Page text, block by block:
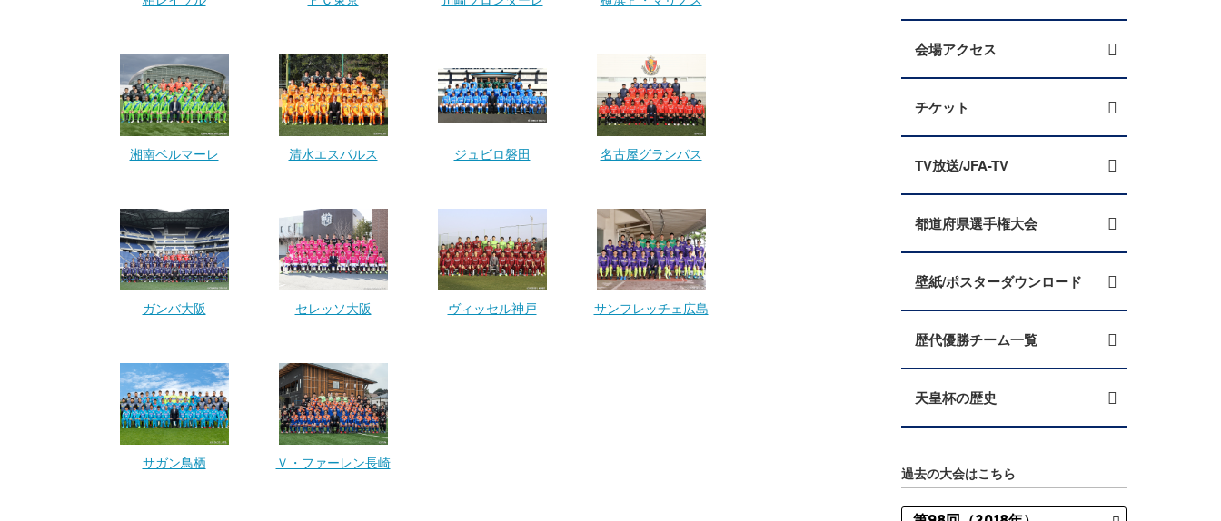
湘南ベルマーレ 清水エスパルス ジュビロ磐田 名古屋グランパス
ガンバ大阪 セレッソ大阪 ヴィッセル神戸 サンフレッチェ広島
サガン鳥栖 Ｖ・ファーレン長崎
会場アクセス
チケット
TV放送/JFA-TV
都道府県選手権大会
壁紙/ポスターダウンロード
歴代優勝チーム一覧
天皇杯の歴史
過去の大会はこちら